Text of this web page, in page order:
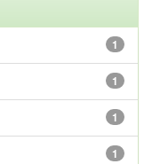
1
1
1
1